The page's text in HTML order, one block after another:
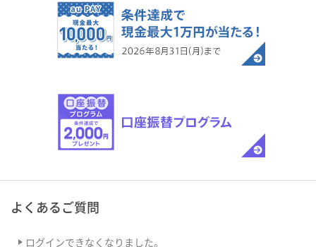
よくあるご質問
ログインできなくなりました。